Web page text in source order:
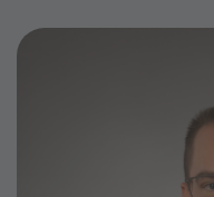
Gerade bei langfristigen